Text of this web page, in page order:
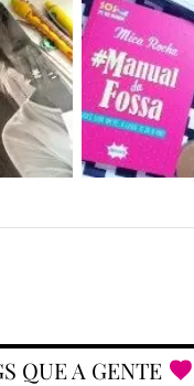
QUE A GENTE